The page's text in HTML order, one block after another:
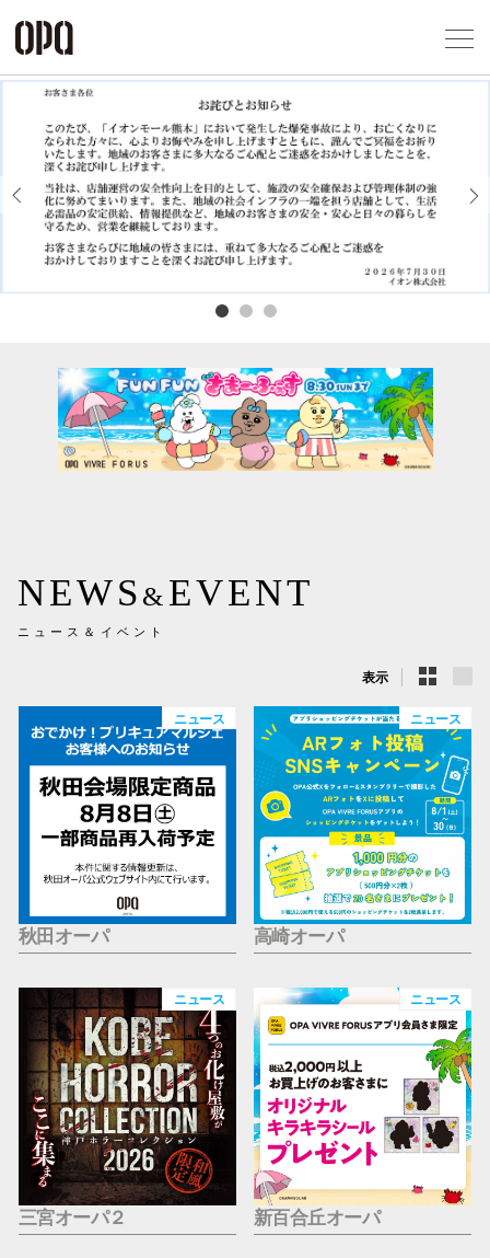
Previous
NEWS & EVENT
ニュース＆イベント
表示
ニュース
秋田オーパ
ニュース
高崎オーパ
ニュース
三宮オーパ２
ニュース
新百合丘オーパ
企業情報
お問い合わせ
プライバシ
ソーシャル
横浜ビ